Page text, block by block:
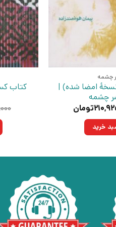
چشمه
امضا شده) |
چشمه
۲۹۵,۰۰۰تومان
تومان
خرید
کتاب